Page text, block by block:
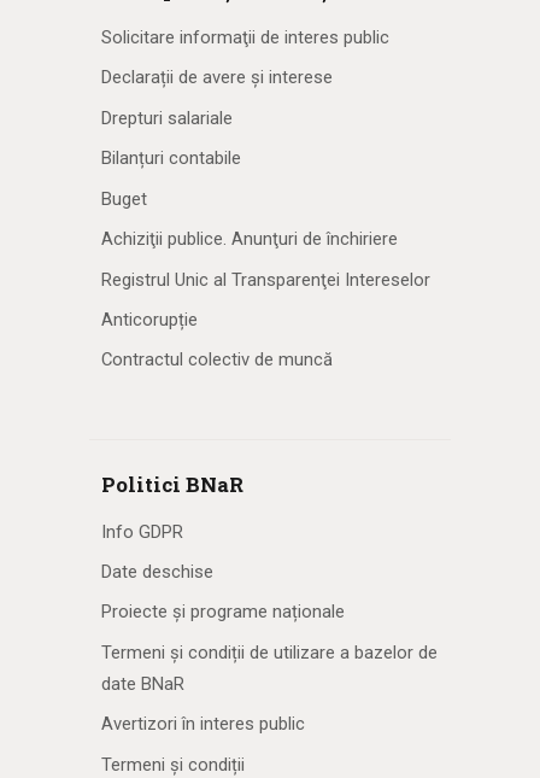
Solicitare informaţii de interes public
Declarații de avere și interese
Drepturi salariale
Bilanțuri contabile
Buget
Achiziţii publice. Anunţuri de închiriere
Registrul Unic al Transparenţei Intereselor
Anticorupție
Contractul colectiv de muncă
Politici BNaR
Info GDPR
Date deschise
Proiecte și programe naționale
Termeni și condiții de utilizare a bazelor de
date BNaR
Avertizori în interes public
Termeni și condiții